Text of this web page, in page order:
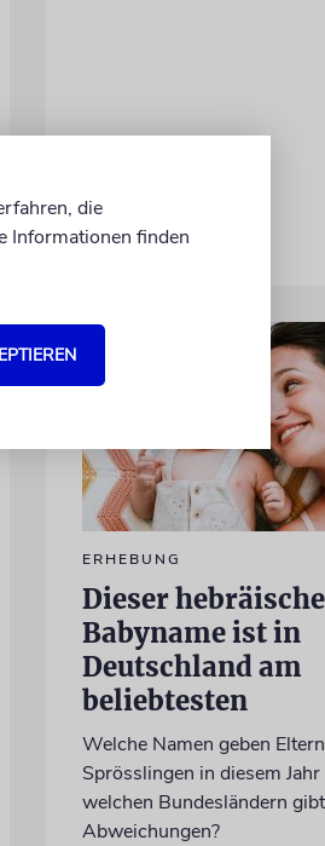
06.07.2026
ERHEBUNG
Dieser hebräische
Babyname ist in
Deutschland am
beliebtesten
Welche Namen geben
Sprösslingen in diesem
welchen Bundesländern
Abweichungen?
die
Informationen finden